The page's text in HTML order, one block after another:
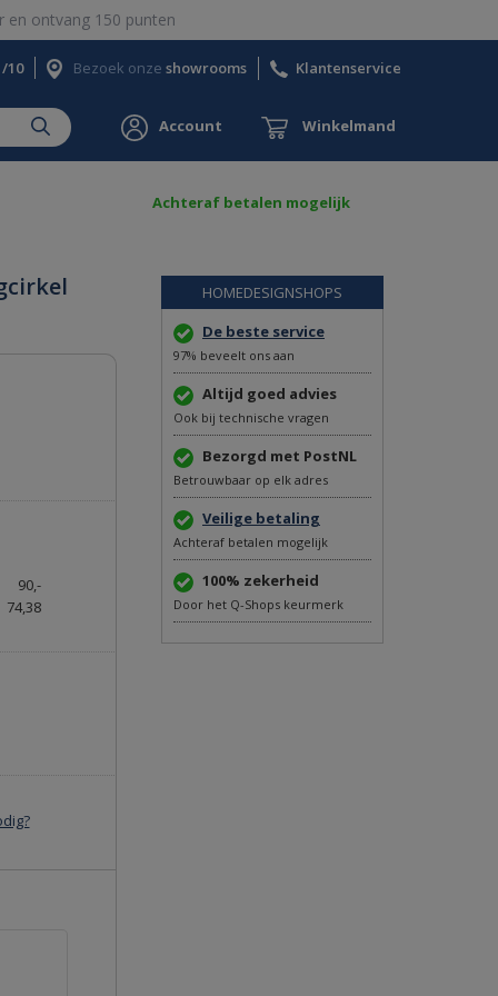
en ontvang 150 punten
10 Bezoek onze showrooms Klantenservice
Account Winkelmand
Achteraf betalen mogelijk
90,-
74,38
HOMEDESIGNSHOPS
De beste service
97% beveelt ons aan
Altijd goed advies
Ook bij technische vragen
Bezorgd met PostNL
Betrouwbaar op elk adres
Veilige betaling
Achteraf betalen mogelijk
100% zekerheid
Door het Q-Shops keurmerk